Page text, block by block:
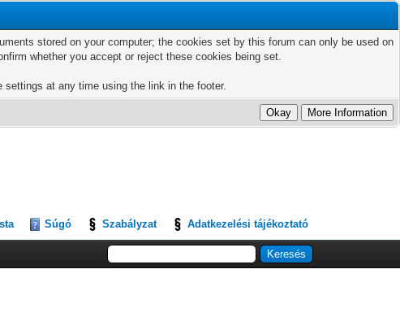
stored on your computer; the cookies set by this forum can only be used on
whether you accept or reject these cookies being set.
at any time using the link in the footer.
Súgó Szabályzat Adatkezelési tájékoztató